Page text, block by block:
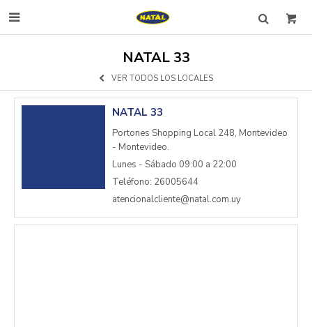

NATAL 33
VER TODOS LOS LOCALES
NATAL 33
Portones Shopping Local 248, Montevideo
- Montevideo.
Lunes - Sábado 09:00 a 22:00
Teléfono: 26005644
atencionalcliente@natal.com.uy